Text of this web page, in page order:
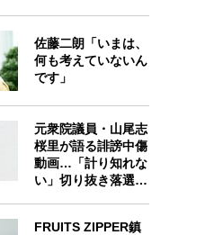
佐藤二朗「いまは、
何も考えていないん
です」
元衆院議員・山尾志
桜里が語る誹謗中傷
動画…「計り知れな
い」切り抜き落選…
FRUITS ZIPPER鎮